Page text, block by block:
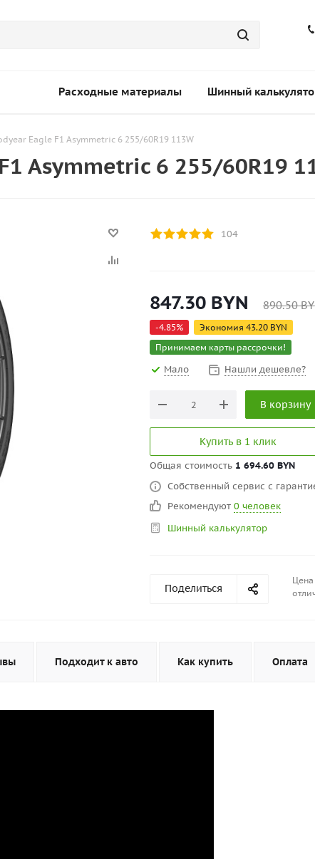
Расходные материалы Шинный
Eagle F1 Asymmetric 6 255/60R19 113W
Asymmetric 6 255/60R19
104
847.30 BYN 890.50
-4.85% Экономия 43.20 BYN
Принимаем карты рассрочки!
Мало Нашли дешевле?
В корзину
Купить в 1 клик
Общая стоимость 1 694.60 BYN
Собственный сервис с
Рекомендуют 0 человек
Шинный калькулятор
Поделиться
Цена
Подходит к авто Как купить Оплата